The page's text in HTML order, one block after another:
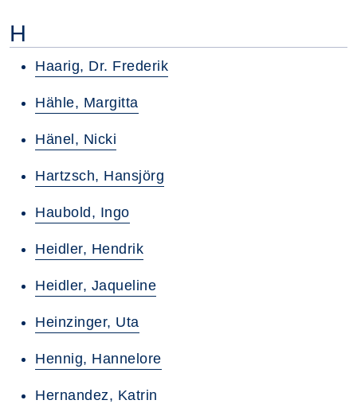
H
Haarig, Dr. Frederik
Hähle, Margitta
Hänel, Nicki
Hartzsch, Hansjörg
Haubold, Ingo
Heidler, Hendrik
Heidler, Jaqueline
Heinzinger, Uta
Hennig, Hannelore
Hernandez, Katrin